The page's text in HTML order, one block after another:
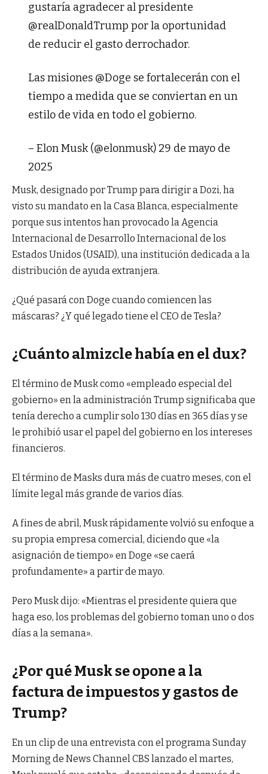
gustaría agradecer al presidente
@realDonaldTrump por la oportunidad
de reducir el gasto derrochador.
Las misiones @Doge se fortalecerán con el
tiempo a medida que se conviertan en un
estilo de vida en todo el gobierno.
– Elon Musk (@elonmusk) 29 de mayo de
2025
Musk, designado por Trump para dirigir a Dozi, ha
visto su mandato en la Casa Blanca, especialmente
porque sus intentos han provocado la Agencia
Internacional de Desarrollo Internacional de los
Estados Unidos (USAID), una institución dedicada a la
distribución de ayuda extranjera.
¿Qué pasará con Doge cuando comiencen las
máscaras? ¿Y qué legado tiene el CEO de Tesla?
¿Cuánto almizcle había en el dux?
El término de Musk como «empleado especial del
gobierno» en la administración Trump significaba que
tenía derecho a cumplir solo 130 días en 365 días y se
le prohibió usar el papel del gobierno en los intereses
financieros.
El término de Masks dura más de cuatro meses, con el
límite legal más grande de varios días.
A fines de abril, Musk rápidamente volvió su enfoque a
su propia empresa comercial, diciendo que «la
asignación de tiempo» en Doge «se caerá
profundamente» a partir de mayo.
Pero Musk dijo: «Mientras el presidente quiera que
haga eso, los problemas del gobierno toman uno o dos
días a la semana».
¿Por qué Musk se opone a la
factura de impuestos y gastos de
Trump?
En un clip de una entrevista con el programa Sunday
Morning de News Channel CBS lanzado el martes,